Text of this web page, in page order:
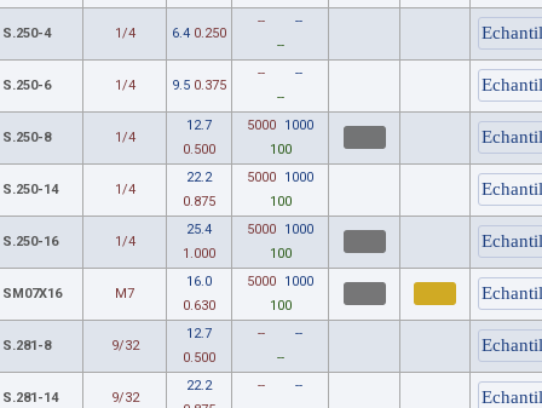
S.250-4 1/4 6.4 0.250
--
--
--
S.250-6 1/4 9.5 0.375
--
--
--
S.250-8 1/4
12.7
0.500
5000
1000
100
S.250-14 1/4
22.2
0.875
5000
1000
100
S.250-16 1/4
25.4
1.000
5000
1000
100
SM07X16 M7
16.0
0.630
5000
1000
100
S.281-8 9/32
12.7
0.500
--
--
--
S.281-14 9/32
22.2
--
--